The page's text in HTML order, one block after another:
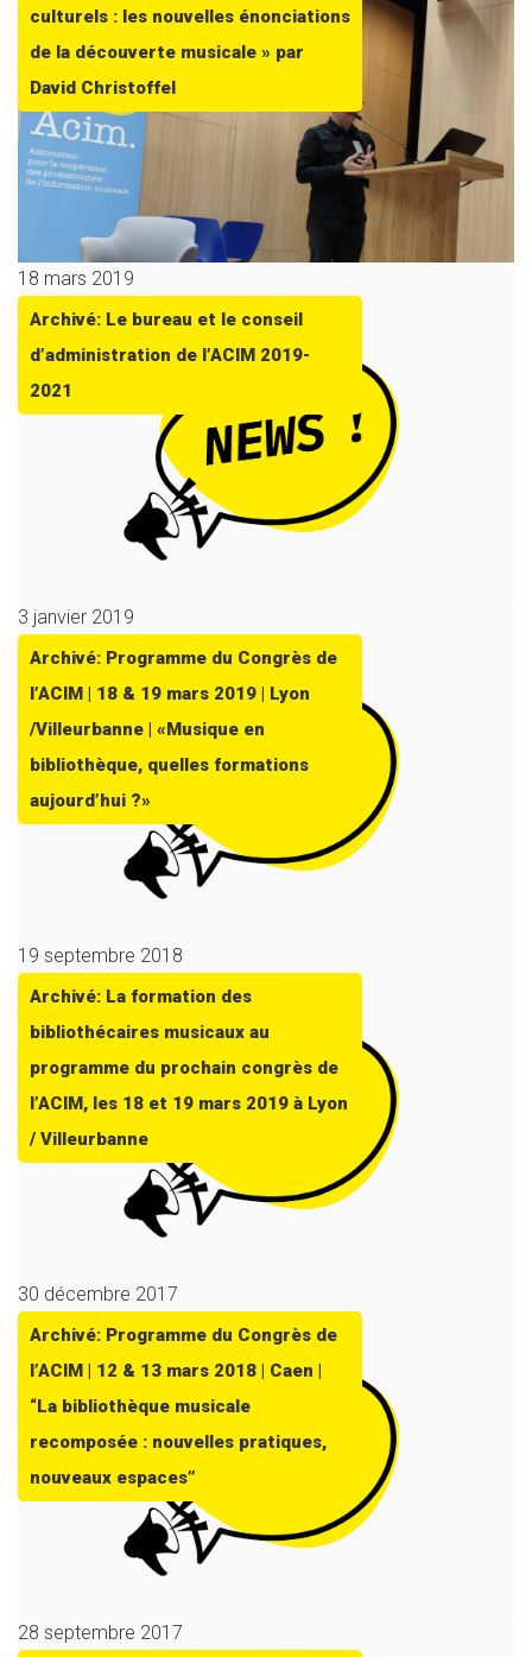
culturels : les nouvelles énonciations
de la découverte musicale » par
David Christoffel
18 mars 2019
Archivé: Le bureau et le conseil
d’administration de l’ACIM 2019-
2021
3 janvier 2019
Archivé: Programme du Congrès de
l’ACIM | 18 & 19 mars 2019 | Lyon
/Villeurbanne | «Musique en
bibliothèque, quelles formations
aujourd’hui ?»
19 septembre 2018
Archivé: La formation des
bibliothécaires musicaux au
programme du prochain congrès de
l’ACIM, les 18 et 19 mars 2019 à Lyon
/ Villeurbanne
30 décembre 2017
Archivé: Programme du Congrès de
l’ACIM | 12 & 13 mars 2018 | Caen |
“La bibliothèque musicale
recomposée : nouvelles pratiques,
nouveaux espaces”
28 septembre 2017